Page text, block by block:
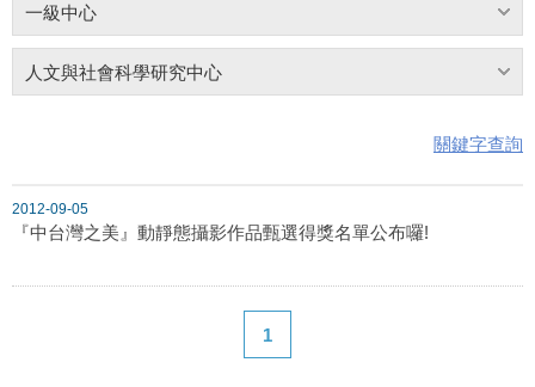
一級中心
人文與社會科學研究中心
關鍵字查詢
2012-09-05
『中台灣之美』動靜態攝影作品甄選得獎名單公布囉!
1